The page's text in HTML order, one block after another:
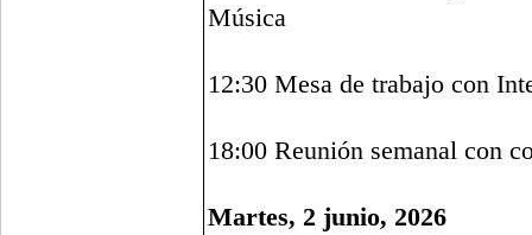
Música
12:30 Mesa de trabajo con
18:00 Reunión semanal con
Martes, 2 junio, 2026